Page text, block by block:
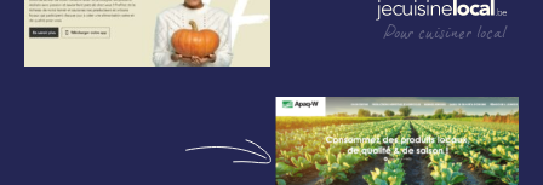
Pour cuisiner local